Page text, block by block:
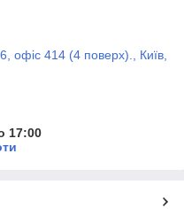
офіс 414 (4 поверх)., Київ,
17:00